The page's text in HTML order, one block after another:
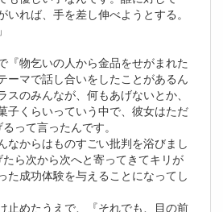
いれば、手を差し伸べようとする。
『物乞いの人から金品をせがまれた
ーマで話し合いをしたことがあるん
スのみんなが、何もあげないとか、
子くらいっていう中で、彼女はただ
って言ったんです。
なからはものすごい批判を浴びまし
ら次から次へと寄ってきてキリが
た成功体験を与えることになってし
止めたうえで、『それでも、目の前